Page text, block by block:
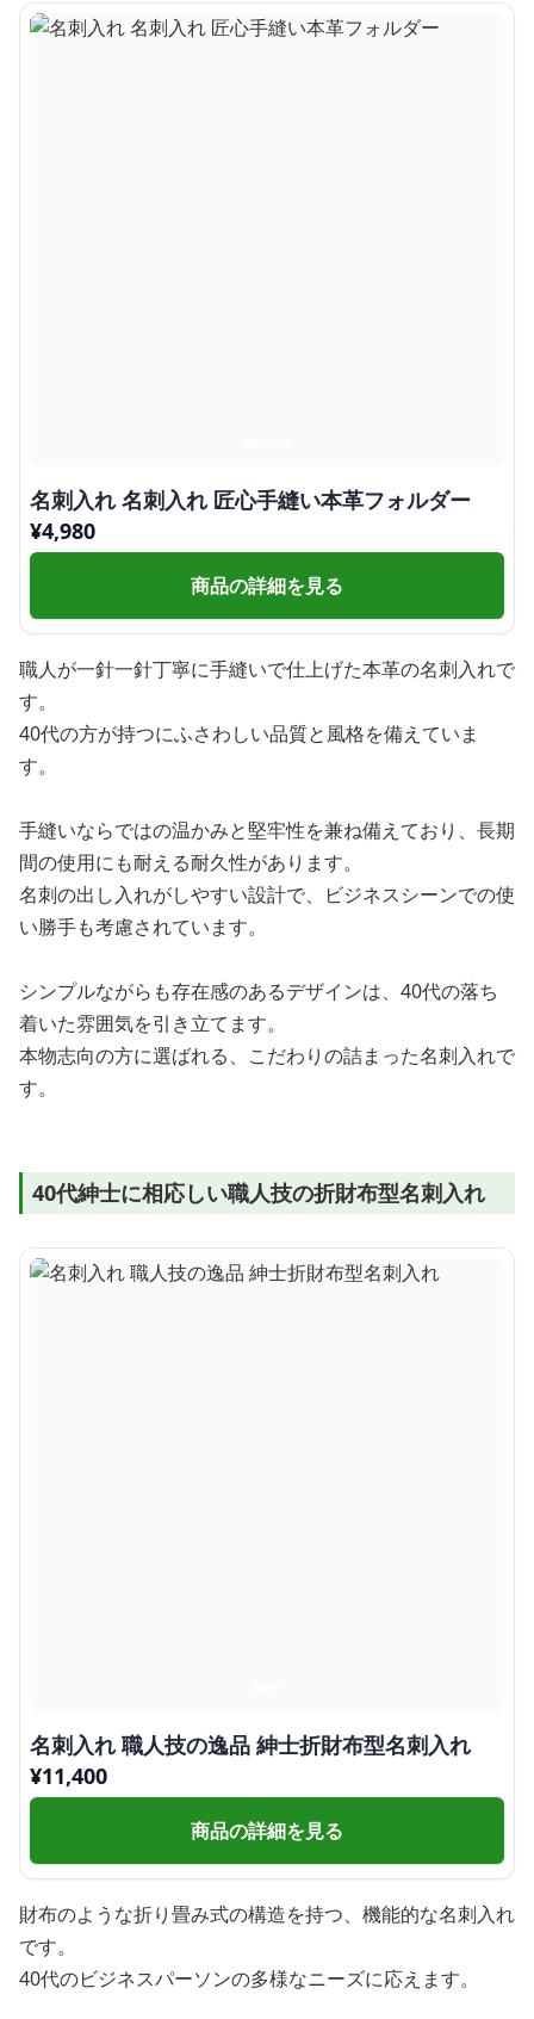
名刺入れ 名刺入れ 匠心手縫い本革フォルダー
¥4,980
商品の詳細を見る
職人が一針一針丁寧に手縫いで仕上げた本革の名刺入れで
す。
40代の方が持つにふさわしい品質と風格を備えていま
す。
手縫いならではの温かみと堅牢性を兼ね備えており、長期
間の使用にも耐える耐久性があります。
名刺の出し入れがしやすい設計で、ビジネスシーンでの使
い勝手も考慮されています。
シンプルながらも存在感のあるデザインは、40代の落ち
着いた雰囲気を引き立てます。
本物志向の方に選ばれる、こだわりの詰まった名刺入れで
す。
40代紳士に相応しい職人技の折財布型名刺入れ
名刺入れ 職人技の逸品 紳士折財布型名刺入れ
¥11,400
商品の詳細を見る
財布のような折り畳み式の構造を持つ、機能的な名刺入れ
です。
40代のビジネスパーソンの多様なニーズに応えます。